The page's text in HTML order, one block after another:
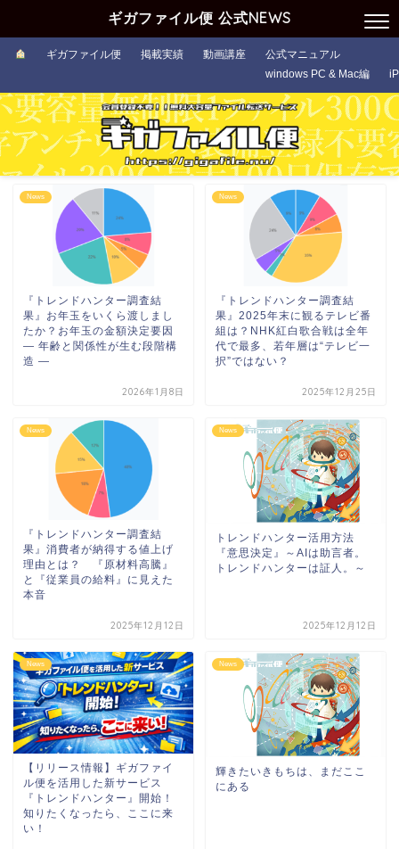
ギガファイル便 公式NEWS
ギガファイル便 掲載実績 動画講座
公式マニュアル
windows PC & Mac編
News
『トレンドハンター調査結
果』お年玉をいくら渡しまし
たか？お年玉の金額決定要因
― 年齢と関係性が生む段階構
造 ―
2026年1月8日
News
『トレンドハンター調査結
果』2025年末に観るテレビ番
組は？NHK紅白歌合戦は全年
代で最多、若年層は“テレビ一
択”ではない？
2025年12月25日
News
『トレンドハンター調査結
果』消費者が納得する値上げ
理由とは？ 『原材料高騰』
と『従業員の給料』に見えた
本音
2025年12月12日
News
トレンドハンター活用方法
『意思決定』～AIは助言者。
トレンドハンターは証人。～
2025年12月12日
News
【リリース情報】ギガファイ
ル便を活用した新サービス
『トレンドハンター』開始！
知りたくなったら、ここに来
い！
News
輝きたいきもちは、まだここ
にある